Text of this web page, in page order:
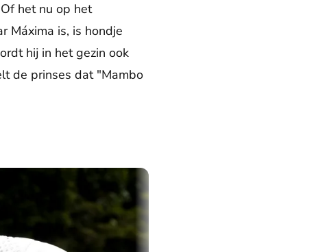
het nu op het
Máxima is, is hondje
hij in het gezin ook
de prinses dat "Mambo